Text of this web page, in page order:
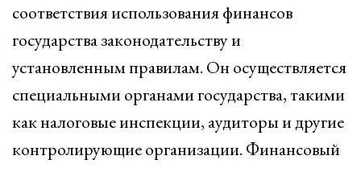
соответствия использования финансов
государства законодательству и
установленным правилам. Он осуществляется
специальными органами государства, такими
как налоговые инспекции, аудиторы и другие
контролирующие организации. Финансовый